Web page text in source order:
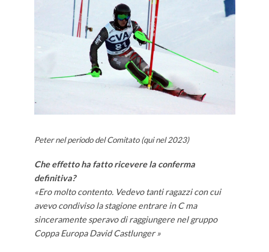
Peter nel periodo del Comitato (qui nel 2023)
Che effetto ha fatto ricevere la conferma
definitiva?
«Ero molto contento. Vedevo tanti ragazzi con cui
avevo condiviso la stagione entrare in C ma
sinceramente speravo di raggiungere nel gruppo
Coppa Europa David Castlunger »